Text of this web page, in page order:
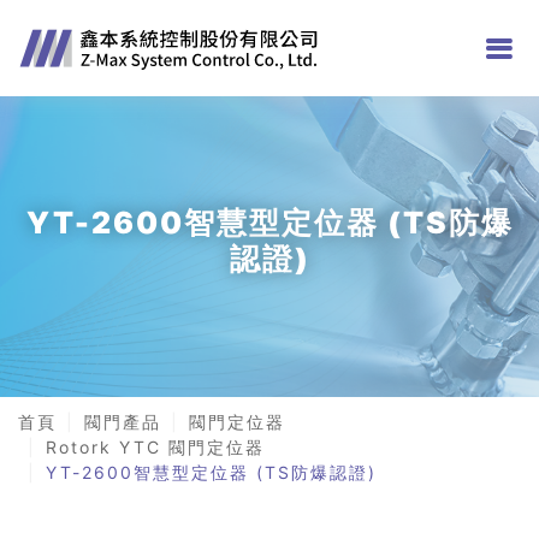
YT-2600智慧型定位器 (TS防爆
認證)
首頁 閥門產品
閥門定位器
Rotork YTC 閥門定位器
YT-2600智慧型定位器 (TS防爆認證)